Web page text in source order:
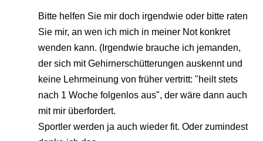
Bitte helfen Sie mir doch irgendwie oder bitte raten
Sie mir, an wen ich mich in meiner Not konkret
wenden kann. (Irgendwie brauche ich jemanden,
der sich mit Gehirnerschütterungen auskennt und
keine Lehrmeinung von früher vertritt: "heilt stets
nach 1 Woche folgenlos aus", der wäre dann auch
mit mir überfordert.
Sportler werden ja auch wieder fit. Oder zumindest